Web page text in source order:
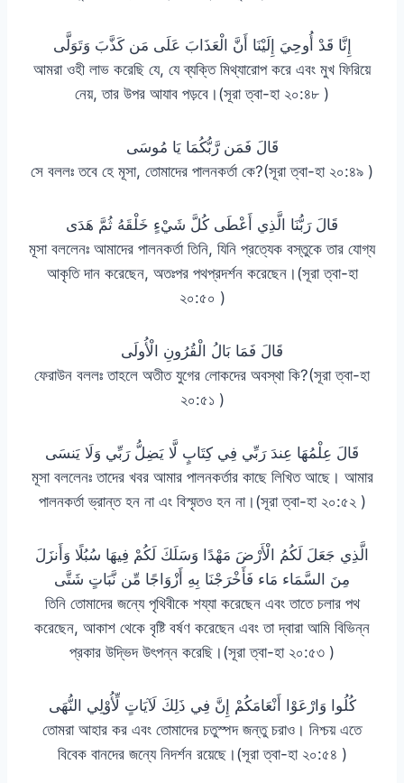
إِنَّا قَدْ أُوحِيَ إِلَيْنَا أَنَّ الْعَذَابَ عَلَى مَن كَذَّبَ وَتَوَلَّى
আমরা ওহী লাভ করেছি যে, যে ব্যক্তি মিথ্যারোপ করে এবং মুখ ফিরিয়ে
নেয়, তার উপর আযাব পড়বে।(সূরা ত্বা-হা ২০:৪৮ )
قَالَ فَمَن رَّبُّكُمَا يَا مُوسَى
সে বললঃ তবে হে মূসা, তোমাদের পালনকর্তা কে?(সূরা ত্বা-হা ২০:৪৯ )
قَالَ رَبُّنَا الَّذِي أَعْطَى كُلَّ شَيْءٍ خَلْقَهُ ثُمَّ هَدَى
মূসা বললেনঃ আমাদের পালনকর্তা তিনি, যিনি প্রত্যেক বস্তুকে তার যোগ্য
আকৃতি দান করেছেন, অতঃপর পথপ্রদর্শন করেছেন।(সূরা ত্বা-হা
২০:৫০ )
قَالَ فَمَا بَالُ الْقُرُونِ الْأُولَى
ফেরাউন বললঃ তাহলে অতীত যুগের লোকদের অবস্থা কি?(সূরা ত্বা-হা
২০:৫১ )
قَالَ عِلْمُهَا عِندَ رَبِّي فِي كِتَابٍ لَّا يَضِلُّ رَبِّي وَلَا يَنسَى
মূসা বললেনঃ তাদের খবর আমার পালনকর্তার কাছে লিখিত আছে। আমার
পালনকর্তা ভ্রান্ত হন না এং বিস্মৃতও হন না।(সূরা ত্বা-হা ২০:৫২ )
الَّذِي جَعَلَ لَكُمُ الْأَرْضَ مَهْدًا وَسَلَكَ لَكُمْ فِيهَا سُبُلًا وَأَنزَلَ
مِنَ السَّمَاء مَاء فَأَخْرَجْنَا بِهِ أَزْوَاجًا مِّن نَّبَاتٍ شَتَّى
তিনি তোমাদের জন্যে পৃথিবীকে শয্যা করেছেন এবং তাতে চলার পথ
করেছেন, আকাশ থেকে বৃষ্টি বর্ষণ করেছেন এবং তা দ্বারা আমি বিভিন্ন
প্রকার উদ্ভিদ উৎপন্ন করেছি।(সূরা ত্বা-হা ২০:৫৩ )
كُلُوا وَارْعَوْا أَنْعَامَكُمْ إِنَّ فِي ذَلِكَ لَآيَاتٍ لِّأُوْلِي النُّهَى
তোমরা আহার কর এবং তোমাদের চতুস্পদ জন্তু চরাও। নিশ্চয় এতে
বিবেক বানদের জন্যে নিদর্শন রয়েছে।(সূরা ত্বা-হা ২০:৫৪ )